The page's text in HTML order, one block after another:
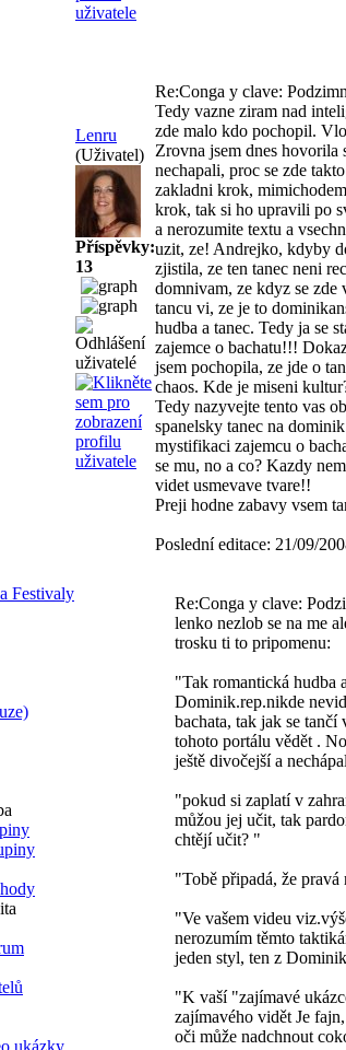
Festivaly
ukázky
Lenru
(Uživatel)
Příspěvky:
13
Re:Conga y clave:
Tedy vazne ziram nad
zde malo kdo pochopil.
Zrovna jsem dnes
nechapali, proc se zde
zakladni krok,
krok, tak si ho upravili po
a nerozumite textu a
uzit, ze! Andrejko, kdyby
zjistila, ze ten tanec neni
domnivam, ze kdyz se zde
tancu vi, ze je to
hudba a tanec. Tedy ja se
zajemce o bachatu!!!
jsem pochopila, ze jde o
chaos. Kde je miseni
Tedy nazyvejte tento vas
spanelsky tanec na
mystifikaci zajemcu o
se mu, no a co? Kazdy
videt usmevave tvare!!
Preji hodne zabavy vsem
Poslední editace: 21/09/
Re:Conga y clave:
lenko nezlob se na me
trosku ti to pripomenu:
"Tak romantická hudba
Dominik.rep.nikde
bachata, tak jak se
tohoto portálu vědět .
ještě divočejší a
"pokud si zaplatí v
můžou jej učit, tak
chtějí učit? "
"Tobě připadá, že
"Ve vašem videu
nerozumím těmto
jeden styl, ten z
"K vaší "zajímavé
zajímavého vidět Je
oči může nadchnout